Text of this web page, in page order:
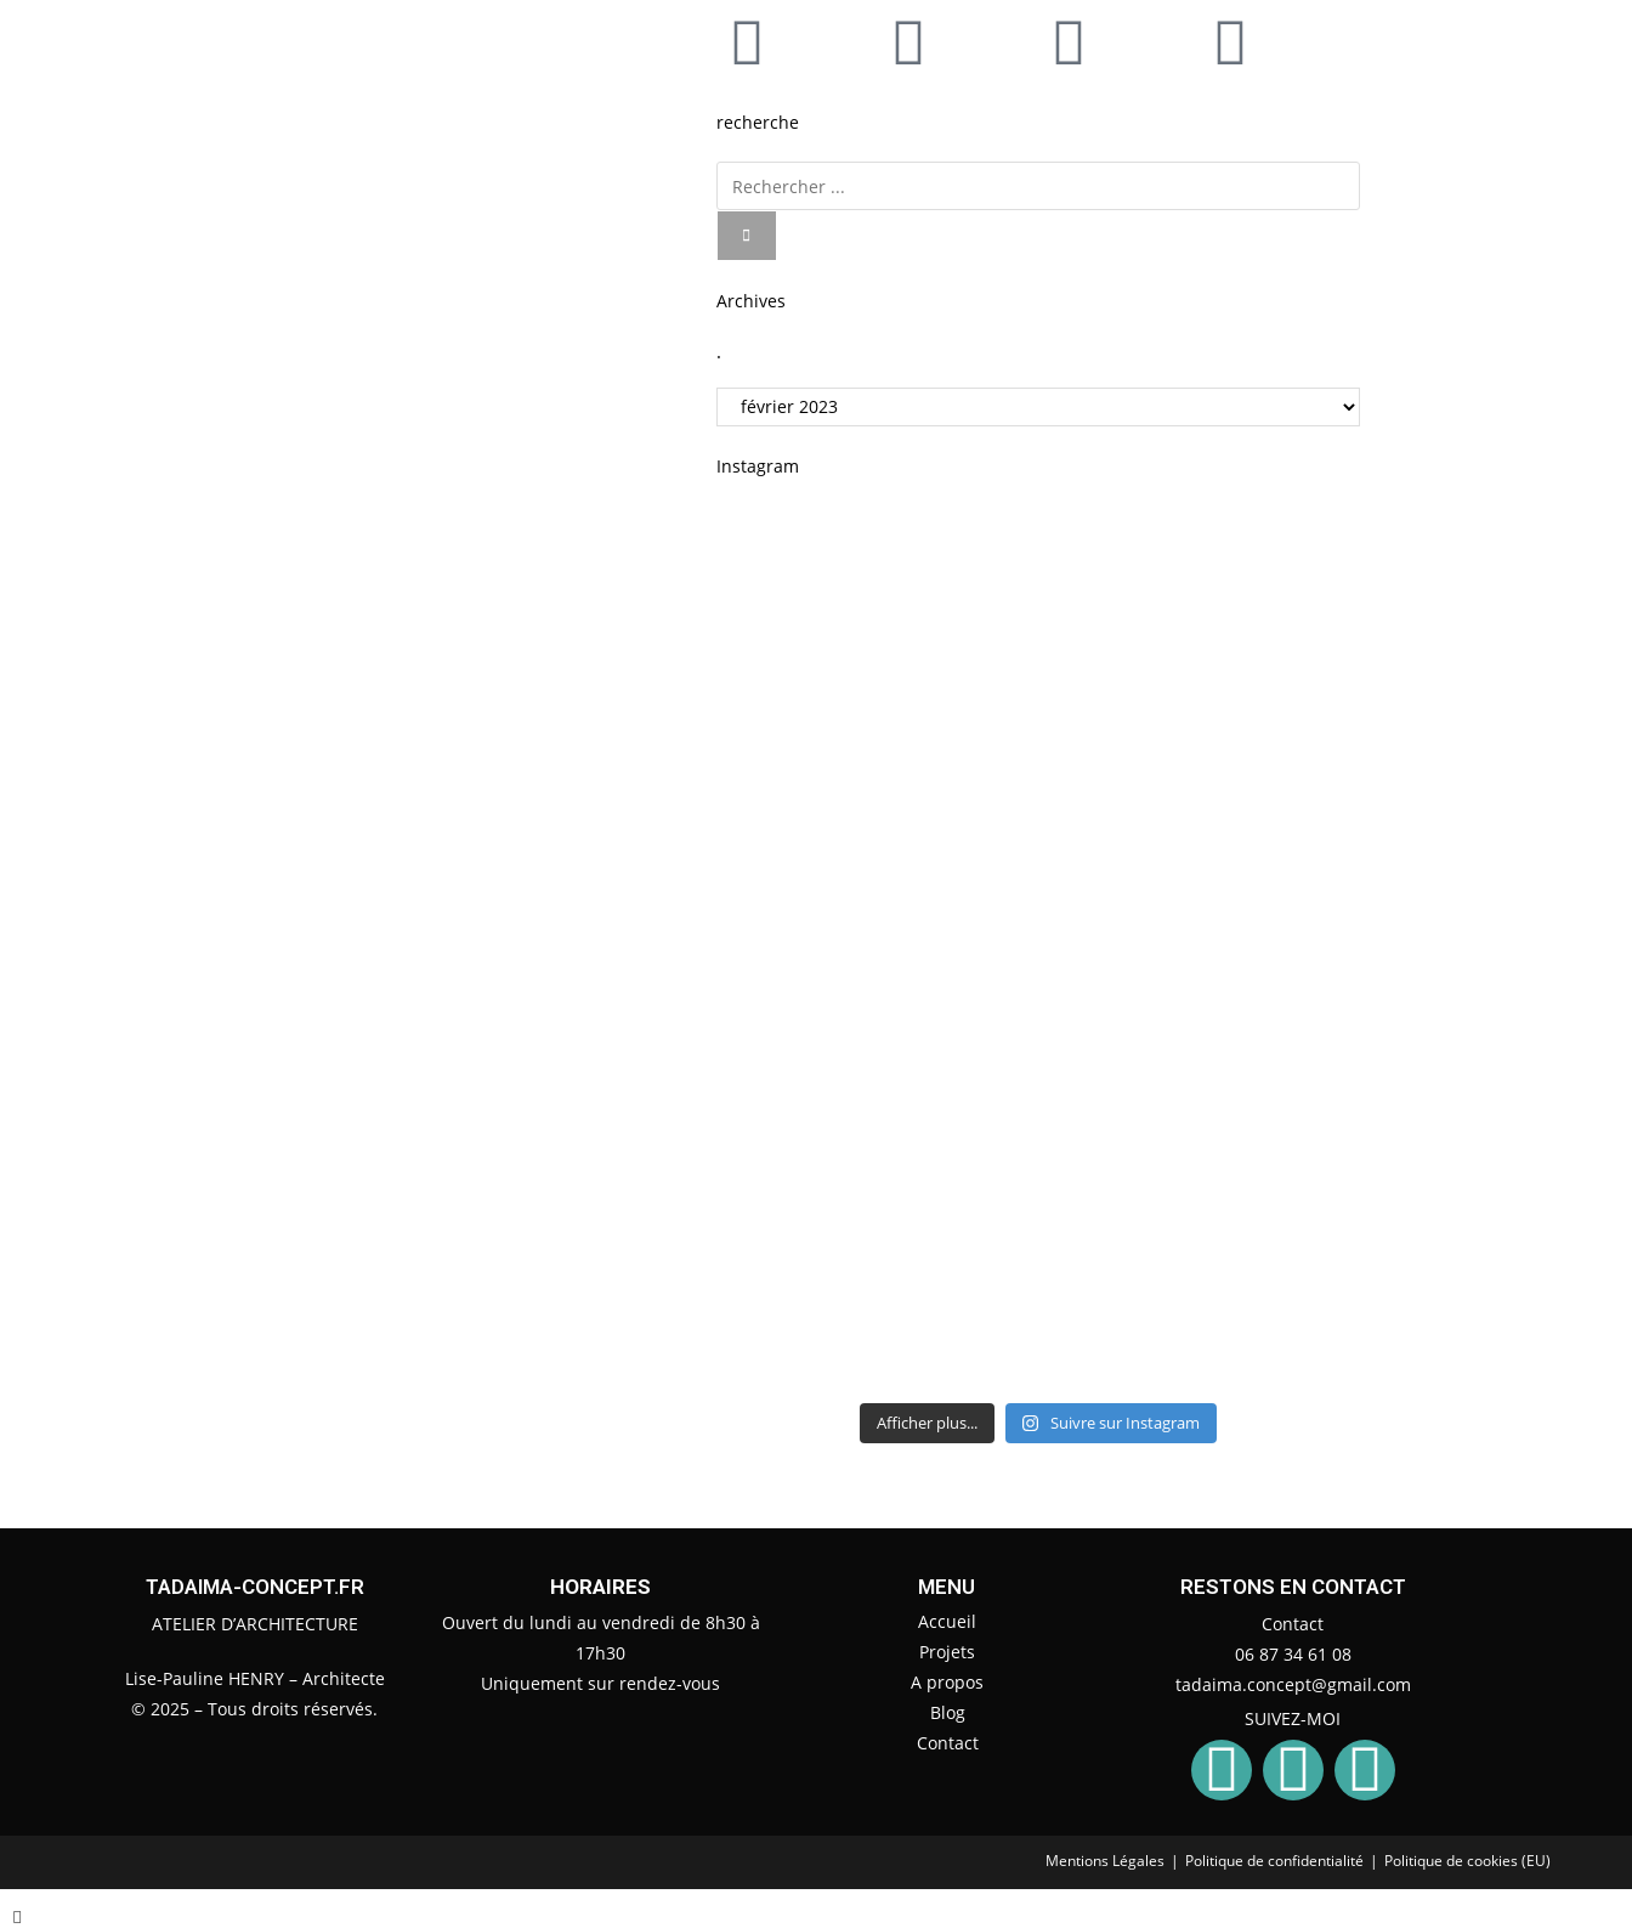
recherche
Archives
.
Instagram
Afficher plus... Suivre sur Instagram
TADAIMA-CONCEPT.FR
ATELIER D’ARCHITECTURE
Lise-Pauline HENRY – Architecte
© 2025 – Tous droits réservés.
HORAIRES
Ouvert du lundi au vendredi de 8h30 à
17h30
Uniquement sur rendez-vous
MENU
Accueil
Projets
A propos
Blog
Contact
RESTONS EN CONTACT
Contact
06 87 34 61 08
tadaima.concept@gmail.com
SUIVEZ-MOI
Mentions Légales Politique de confidentialité Politique de cookies (EU)